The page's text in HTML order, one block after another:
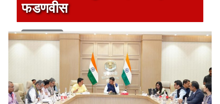
फडणवीस
1 min read